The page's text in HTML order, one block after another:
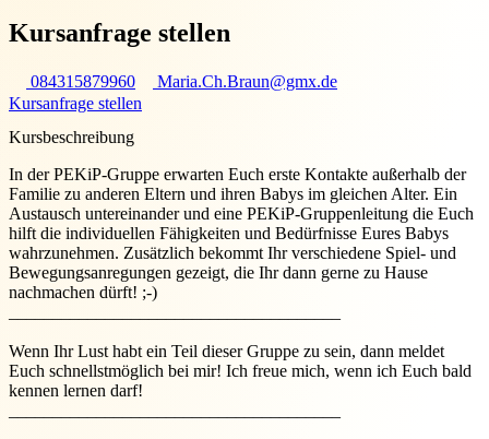
Kursanfrage stellen
084315879960
Maria.Ch.Braun@gmx.de
Kursanfrage stellen
Kursbeschreibung
In der PEKiP-Gruppe erwarten Euch erste Kontakte außerhalb der
Familie zu anderen Eltern und ihren Babys im gleichen Alter. Ein
Austausch untereinander und eine PEKiP-Gruppenleitung die Euch
hilft die individuellen Fähigkeiten und Bedürfnisse Eures Babys
wahrzunehmen. Zusätzlich bekommt Ihr verschiedene Spiel- und
Bewegungsanregungen gezeigt, die Ihr dann gerne zu Hause
nachmachen dürft! ;-)
Wenn Ihr Lust habt ein Teil dieser Gruppe zu sein, dann meldet
Euch schnellstmöglich bei mir! Ich freue mich, wenn ich Euch bald
kennen lernen darf!